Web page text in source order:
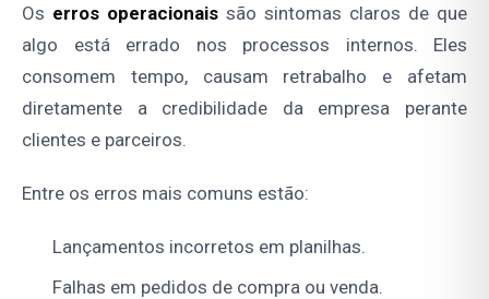
Os erros operacionais são sintomas claros de que
algo está errado nos processos internos. Eles
consomem tempo, causam retrabalho e afetam
diretamente a credibilidade da empresa perante
clientes e parceiros.
Entre os erros mais comuns estão:
Lançamentos incorretos em planilhas.
Falhas em pedidos de compra ou venda.